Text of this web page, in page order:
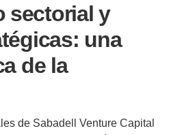
sectorial y
una
de la
de Sabadell Venture Capital